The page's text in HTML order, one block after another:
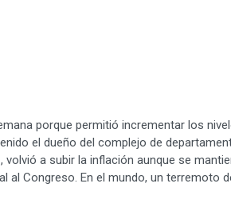
porque permitió incrementar los
el dueño del complejo de
a subir la inflación aunque se
al Congreso. En el mundo, un terremoto